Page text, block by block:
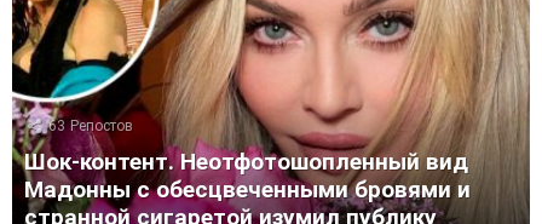
63 Репостов
Шок-контент. Неотфотошопленный вид
Мадонны с обесцвеченными бровями и
странной сигаретой изумил публику